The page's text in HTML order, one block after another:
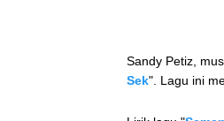
Sandy Petiz,
Sek". Lagu ini